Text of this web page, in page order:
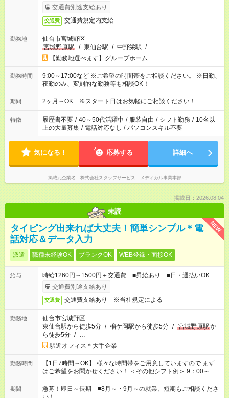
交通費別途支給あり
交通費 交通費規定内支給
勤務地
仙台市宮城野区
宮城野原駅
/ 東仙台駅 / 中野栄駅 / …
【勤務地選べます】グループホーム
勤務時間
9:00～17:00など ※ご希望の時間帯をご相談ください。 ※日勤、
夜勤のみ、変則的な勤務等も相談OK！
期間 2ヶ月～OK ※スタート日はお気軽にご相談ください！
特徴 履歴書不要 / 40～50代活躍中 / 服装自由 / シフト勤務 / 10名以
上の大量募集 / 電話対応なし / パソコンスキル不要
気になる！ 応募する 詳細へ
掲載元企業名 株式会社スタッフサービス メディカル事業本部
掲載日：2026.08.04
未読
NEW
タイピング出来れば大丈夫！簡単シンプル＊電
話対応＆データ入力
派遣 職種未経験OK ブランクOK WEB登録・面接OK
給与
時給1260円～1500円＋交通費 ■昇給あり ■日・週払いOK
交通費別途支給あり
交通費 交通費支給あり ※当社規定による
勤務地
仙台市宮城野区
東仙台駅から徒歩5分 / 榴ケ岡駅から徒歩5分 / 宮城野原駅か
ら徒歩5分 / …
駅近オフィス＊大手企業
勤務時間
【1日7時間～OK】 様々な時間帯をご用意していますので まず
はご希望をお聞かせください！ ＜その他シフト例＞ 9：00～
17：00 11：00～20：00 などなど！その他のお時間もOKです！
期間
急募！即日～長期 ■8月～・9月～の就業、短期もご相談くださ